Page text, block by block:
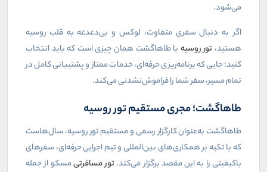
می‌شود.
اگر به دنبال سفری متفاوت، لوکس و بی‌دغدغه به قلب روسیه
هستید، تور روسیه با طاهاگشت همان چیزی است که باید انتخاب
کنید؛ جایی که برنامه‌ریزی حرفه‌ای، خدمات ممتاز و پشتیبانی کامل در
تمام مسیر، سفر شما را فراموش‌نشدنی می‌کند.
طاهاگشت؛ مجری مستقیم تور روسیه
طاهاگشت به‌عنوان کارگزار رسمی و مستقیم تور روسیه، سال‌هاست
که با تکیه بر همکاری‌های بین‌المللی و تیم اجرایی حرفه‌ای، سفرهای
باکیفیتی را به این مقصد برگزار می‌کند. تور مسافرتیمسکو از جمله